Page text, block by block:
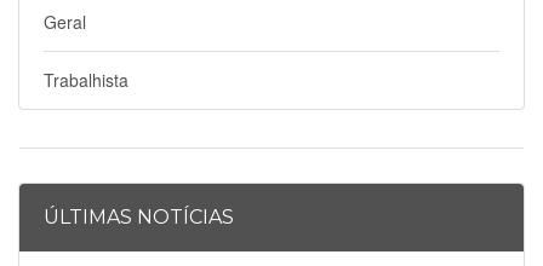
Geral
Trabalhista
ÚLTIMAS NOTÍCIAS